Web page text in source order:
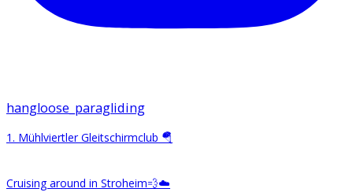
hangloose_paragliding
1. Mühlviertler Gleitschirmclub 🪂
Cruising around in Stroheim💨☁️